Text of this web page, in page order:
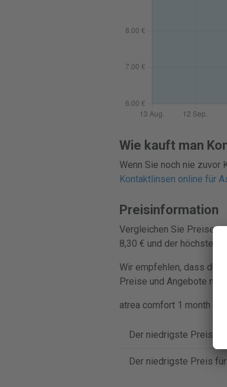
Wie kauft man
Wenn Sie noch nie zuvor
Kontaktlinsen online für
Preisinformation
Vergleichen Sie Preise
8,30 € und der höchste
Wir empfehlen, dass du
Preise und Angebote
atrea comfort 1 month
Der niedrigste Preis
Der niedrigste Preis